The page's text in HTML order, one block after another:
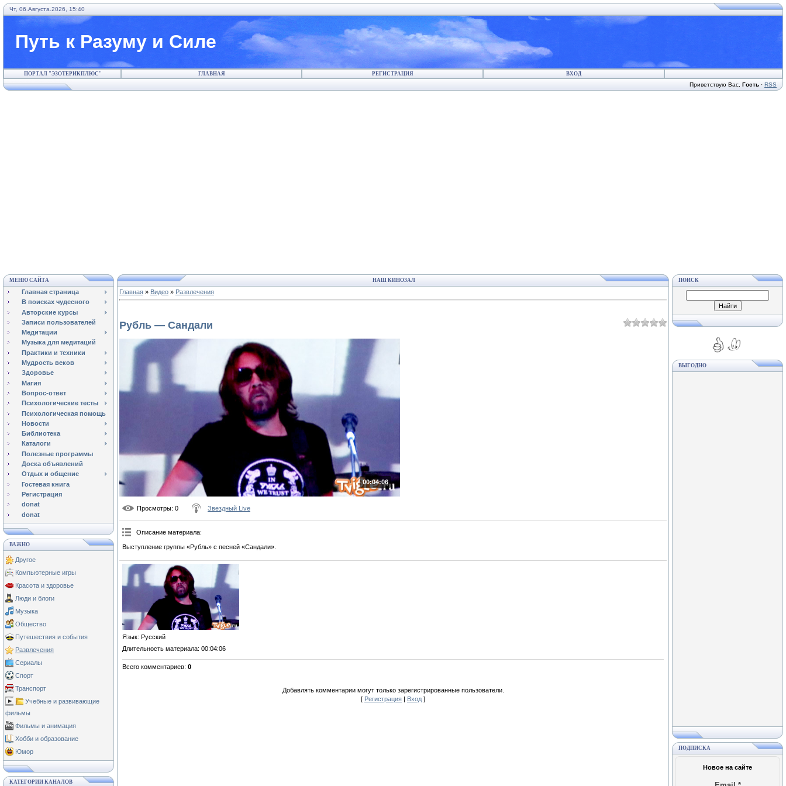
Чт, 06.Августа.2026, 15:40
Путь к Разуму и Силе
ПОРТАЛ "ЭЗОТЕРИКПЛЮС" ГЛАВНАЯ РЕГИСТРАЦИЯ ВХОД
Приветствую Вас Гость · RSS
МЕНЮ САЙТА
Главная страница
В поисках чудесного
Авторские курсы
Записи пользователей
Медитации
Музыка для медитаций
Практики и техники
Мудрость веков
Здоровье
Магия
Вопрос-ответ
Психологические тесты
Психологическая помощь
Новости
Библиотека
Каталоги
Полезные программы
Доска объявлений
Отдых и общение
Гостевая книга
Регистрация
donat
donat
ВАЖНО
Другое
Компьютерные игры
Красота и здоровье
Люди и блоги
Музыка
Общество
Путешествия и события
Развлечения
Сериалы
Спорт
Транспорт
Учебные и развивающие
фильмы
Фильмы и анимация
Хобби и образование
Юмор
КАТЕГОРИИ КАНАЛОВ
НАШ КИНОЗАЛ
Главная » Видео » Развлечения
Рубль — Сандали
00:04:06
Просмотры: 0 Звездный Live
Описание материала:
Выступление группы «Рубль» с песней «Сандали».
Язык: Русский
Длительность материала: 00:04:06
Всего комментариев: 0
Добавлять комментарии могут только зарегистрированные пользователи.
[ Регистрация | Вход ]
ПОИСК
ВЫГОДНО
ПОДПИСКА
Новое на сайте